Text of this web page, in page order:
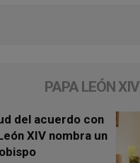
PAPA LEÓN XIV
del acuerdo con
XIV nombra un